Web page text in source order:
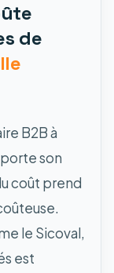
de
B2B à
son
coût prend
le Sicoval,
est